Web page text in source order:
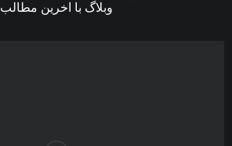
وبلاگ با اخرین مطالب